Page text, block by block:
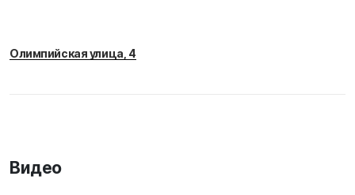
Олимпийская улица, 4
Видео